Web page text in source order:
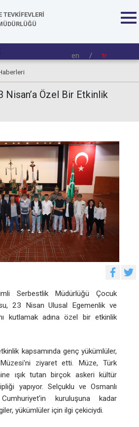
TEVKİFEVLERİ
en / tr
Nisan’a Özel Bir Etkinlik
Serbestlik Müdürlüğü Çocuk
23 Nisan Ulusal Egemenlik ve
kutlamak adına özel bir etkinlik
kapsamında genç yükümlüler,
ziyaret etti. Müze, Türk
ışık tutan birçok askeri kültür
yapıyor. Selçuklu ve Osmanlı
kuruluşuna kadar
yükümlüler için ilgi çekiciydi.